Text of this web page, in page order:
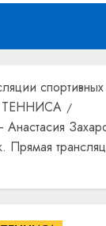
Прямая